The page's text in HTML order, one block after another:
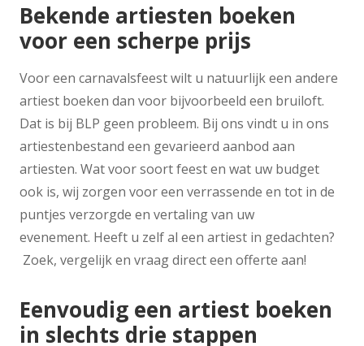
Bekende artiesten boeken
voor een scherpe prijs
Voor een carnavalsfeest wilt u natuurlijk een andere
artiest boeken dan voor bijvoorbeeld een bruiloft.
Dat is bij BLP geen probleem. Bij ons vindt u in ons
artiestenbestand een gevarieerd aanbod aan
artiesten. Wat voor soort feest en wat uw budget
ook is, wij zorgen voor een verrassende en tot in de
puntjes verzorgde en vertaling van uw
evenement. Heeft u zelf al een artiest in gedachten?
Zoek, vergelijk en vraag direct een offerte aan!
Eenvoudig een artiest boeken
in slechts drie stappen